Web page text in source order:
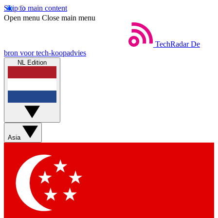
Skip to main content
Open menu Close main menu
TechRadar De
bron voor tech-koopadvies
NL Edition
Asia